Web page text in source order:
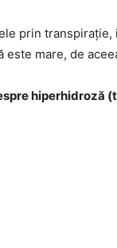
prin
este mare, de
hiperhidroză